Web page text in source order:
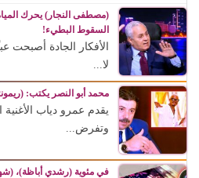
(مصطفى النجار) يحرك المياه
السقوط البطيء!
الأفكار الجادة أصبحت
لا...
محمد أبو النصر يكتب:
يقدم عمرو دياب
وتفرض...
في مئوية (رشدي أباظة)،